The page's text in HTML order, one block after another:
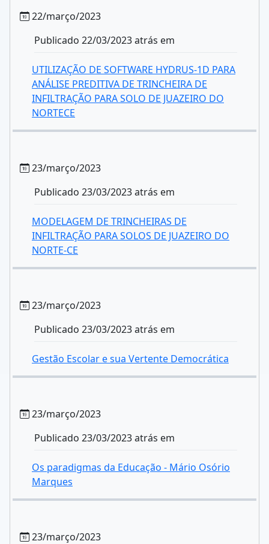
22/março/2023
Publicado 22/03/2023 atrás em
UTILIZAÇÃO DE SOFTWARE HYDRUS-1D PARA
ANÁLISE PREDITIVA DE TRINCHEIRA DE
INFILTRAÇÃO PARA SOLO DE JUAZEIRO DO
NORTECE
23/março/2023
Publicado 23/03/2023 atrás em
MODELAGEM DE TRINCHEIRAS DE
INFILTRAÇÃO PARA SOLOS DE JUAZEIRO DO
NORTE-CE
23/março/2023
Publicado 23/03/2023 atrás em
Gestão Escolar e sua Vertente Democrática
23/março/2023
Publicado 23/03/2023 atrás em
Os paradigmas da Educação - Mário Osório
Marques
23/março/2023